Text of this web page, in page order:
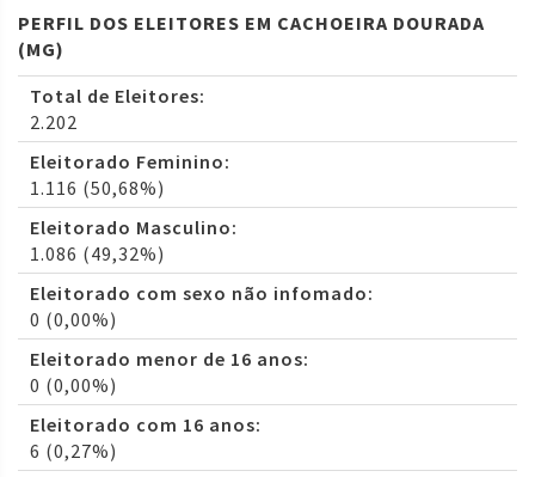
PERFIL DOS ELEITORES EM CACHOEIRA DOURADA
(MG)
Total de Eleitores:
2.202
Eleitorado Feminino:
1.116 (50,68%)
Eleitorado Masculino:
1.086 (49,32%)
Eleitorado com sexo não infomado:
0 (0,00%)
Eleitorado menor de 16 anos:
0 (0,00%)
Eleitorado com 16 anos:
6 (0,27%)